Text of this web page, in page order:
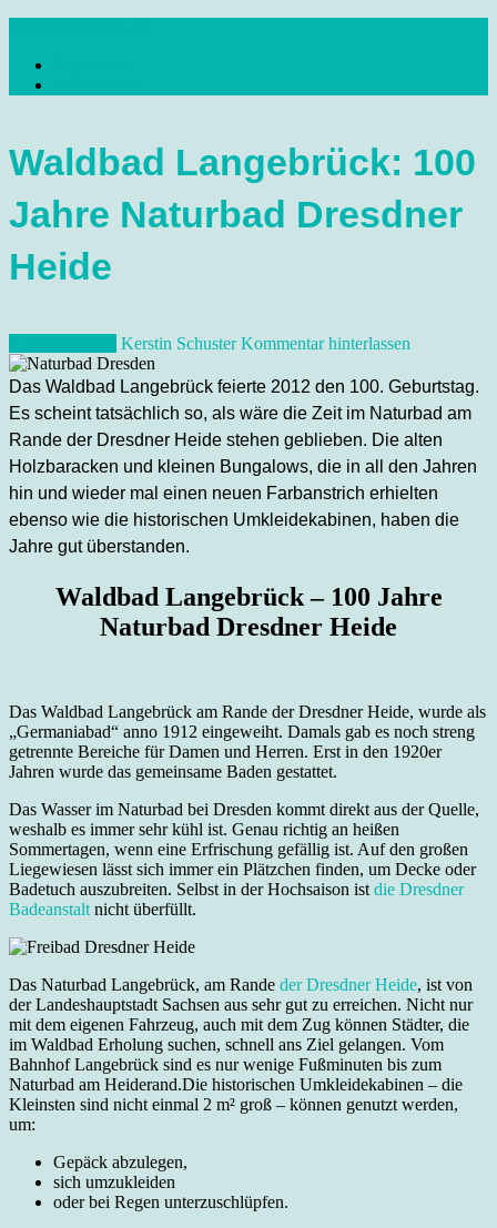
content
Reisetipps Dresden, Sehenswürdigkeiten, Ausflugsziele Sachsen,
Waldbad Langebrück: 100
Jahre Naturbad Dresdner
Heide
Kerstin Schuster Kommentar hinterlassen
Das Waldbad Langebrück feierte 2012 den 100. Geburtstag.
Es scheint tatsächlich so, als wäre die Zeit im Naturbad am
Rande der Dresdner Heide stehen geblieben. Die alten
Holzbaracken und kleinen Bungalows, die in all den Jahren
hin und wieder mal einen neuen Farbanstrich erhielten
ebenso wie die historischen Umkleidekabinen, haben die
Jahre gut überstanden.
Waldbad Langebrück – 100 Jahre
Naturbad Dresdner Heide
Das Waldbad Langebrück am Rande der Dresdner Heide, wurde als
„Germaniabad“ anno 1912 eingeweiht. Damals gab es noch streng
getrennte Bereiche für Damen und Herren. Erst in den 1920er
Jahren wurde das gemeinsame Baden gestattet.
Das Wasser im Naturbad bei Dresden kommt direkt aus der Quelle,
weshalb es immer sehr kühl ist. Genau richtig an heißen
Sommertagen, wenn eine Erfrischung gefällig ist. Auf den großen
Liegewiesen lässt sich immer ein Plätzchen finden, um Decke oder
Badetuch auszubreiten. Selbst in der Hochsaison ist die Dresdner
Badeanstalt nicht überfüllt.
Das Naturbad Langebrück, am Rande der Dresdner Heide, ist von
der Landeshauptstadt Sachsen aus sehr gut zu erreichen. Nicht nur
mit dem eigenen Fahrzeug, auch mit dem Zug können Städter, die
im Waldbad Erholung suchen, schnell ans Ziel gelangen. Vom
Bahnhof Langebrück sind es nur wenige Fußminuten bis zum
Naturbad am Heiderand.Die historischen Umkleidekabinen – die
Kleinsten sind nicht einmal 2 m² groß – können genutzt werden,
um:
Gepäck abzulegen,
sich umzukleiden
oder bei Regen unterzuschlüpfen.